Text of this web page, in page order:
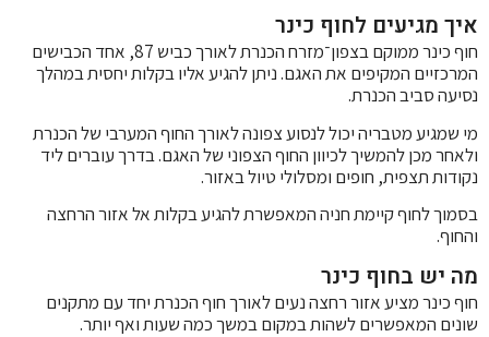
איך מגיעים לחוף כינר
חוף כינר ממוקם בצפון־מזרח הכנרת לאורך כביש 87, אחד הכבישים
המרכזיים המקיפים את האגם. ניתן להגיע אליו בקלות יחסית במהלך
נסיעה סביב הכנרת.
מי שמגיע מטבריה יכול לנסוע צפונה לאורך החוף המערבי של הכנרת
ולאחר מכן להמשיך לכיוון החוף הצפוני של האגם. בדרך עוברים ליד
נקודות תצפית, חופים ומסלולי טיול באזור.
בסמוך לחוף קיימת חניה המאפשרת להגיע בקלות אל אזור הרחצה
והחוף.
מה יש בחוף כינר
חוף כינר מציע אזור רחצה נעים לאורך חוף הכנרת יחד עם מתקנים
שונים המאפשרים לשהות במקום במשך כמה שעות ואף יותר.